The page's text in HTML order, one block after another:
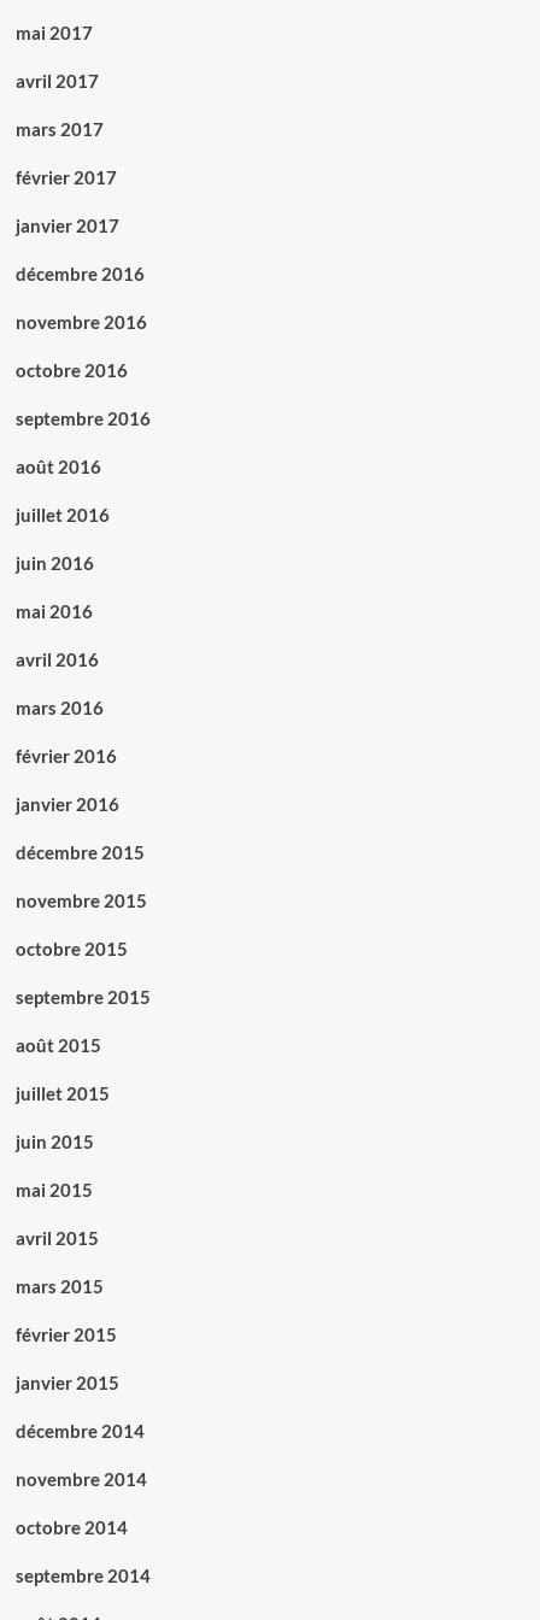
mai 2017
avril 2017
mars 2017
février 2017
janvier 2017
décembre 2016
novembre 2016
octobre 2016
septembre 2016
août 2016
juillet 2016
juin 2016
mai 2016
avril 2016
mars 2016
février 2016
janvier 2016
décembre 2015
novembre 2015
octobre 2015
septembre 2015
août 2015
juillet 2015
juin 2015
mai 2015
avril 2015
mars 2015
février 2015
janvier 2015
décembre 2014
novembre 2014
octobre 2014
septembre 2014